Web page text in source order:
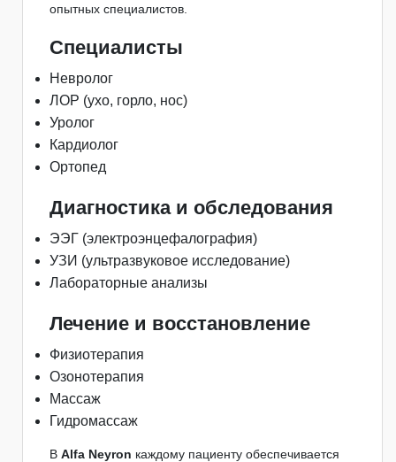
опытных специалистов.
Специалисты
Невролог
ЛОР (ухо, горло, нос)
Уролог
Кардиолог
Ортопед
Диагностика и обследования
ЭЭГ (электроэнцефалография)
УЗИ (ультразвуковое исследование)
Лабораторные анализы
Лечение и восстановление
Физиотерапия
Озонотерапия
Массаж
Гидромассаж
В Alfa Neyron каждому пациенту обеспечивается